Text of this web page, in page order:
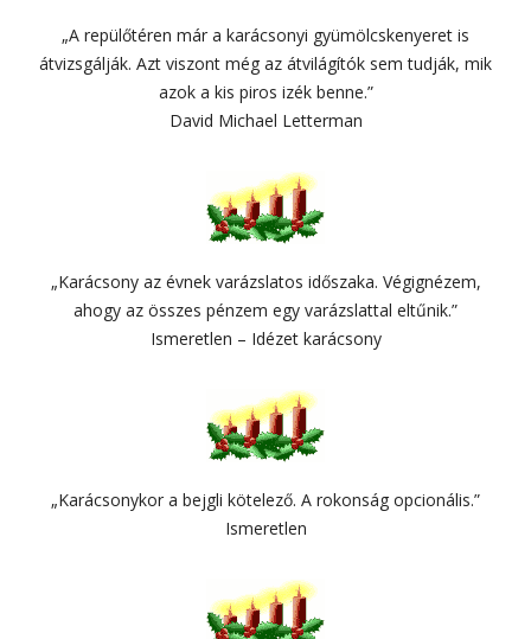
„A repülőtéren már a karácsonyi gyümölcskenyeret is
átvizsgálják. Azt viszont még az átvilágítók sem tudják, mik
azok a kis piros izék benne.”
David Michael Letterman
„Karácsony az évnek varázslatos időszaka. Végignézem,
ahogy az összes pénzem egy varázslattal eltűnik.”
Ismeretlen – Idézet karácsony
„Karácsonykor a bejgli kötelező. A rokonság opcionális.”
Ismeretlen